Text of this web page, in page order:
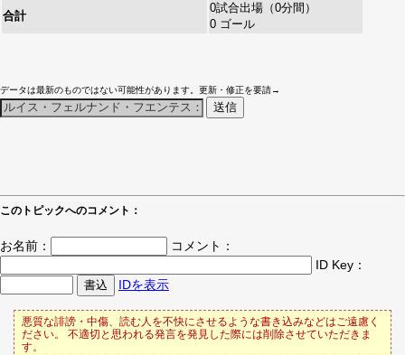
合計
0試合出場（0分間）
0 ゴール
データは最新のものではない可能性があります。更新・修正を要請→
このトピックへのコメント：
お名前：
コメント：
ID Key：
IDを表示
悪質な誹謗・中傷、読む人を不快にさせるような書き込みなどはご遠慮く
ださい。 不適切と思われる発言を発見した際には削除させていただきま
す。